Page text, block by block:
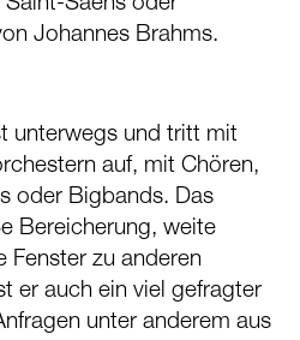
Johannes Brahms.
unterwegs und tritt mit
auf, mit Chören,
oder Bigbands. Das
Bereicherung, weite
Fenster zu anderen
er auch ein viel gefragter
unter anderem aus